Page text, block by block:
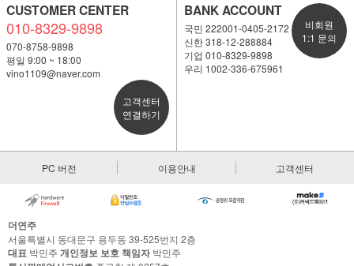
CUSTOMER CENTER
010-8329-9898
070-8758-9898
평일 9:00 ~ 18:00
vino1109@naver.com
고객센터
연결하기
BANK ACCOUNT
국민 222001-0405-2172
신한 318-12-288884
기업 010-8329-9898
우리 1002-336-675961
비회원
1:1 문의
PC 버전 이용안내 고객센터
더연주
서울특별시 동대문구 용두동 39-525번지 2층
대표 박민주 개인정보 보호 책임자박민주